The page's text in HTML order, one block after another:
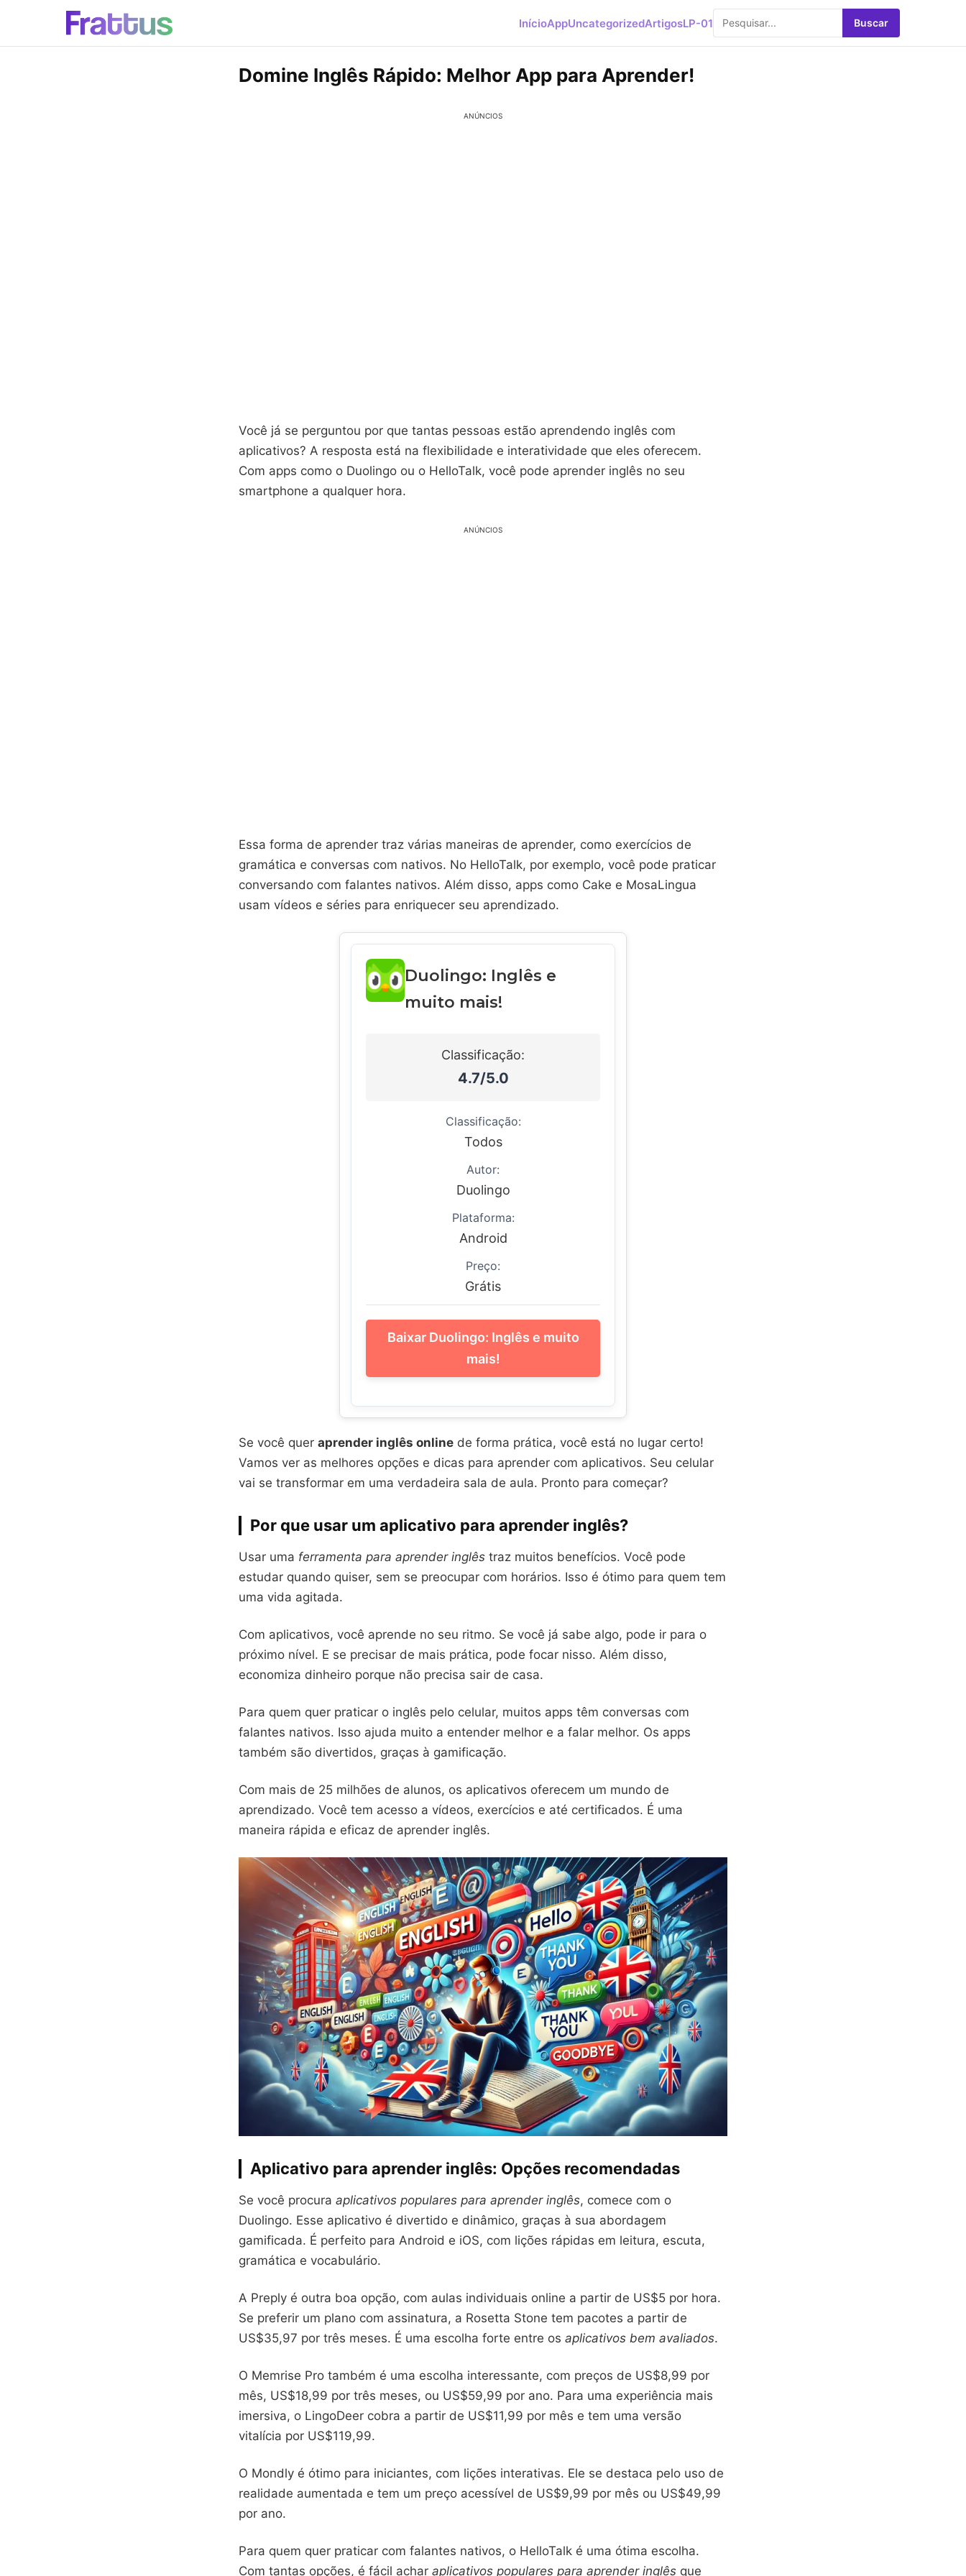
InícioAppUncategorizedArtigosLP-01 Buscar
Domine Inglês Rápido: Melhor App para Aprender!
ANÚNCIOS
Você já se perguntou por que tantas pessoas estão aprendendo inglês com
aplicativos? A resposta está na flexibilidade e interatividade que eles oferecem.
Com apps como o Duolingo ou o HelloTalk, você pode aprender inglês no seu
smartphone a qualquer hora.
ANÚNCIOS
Essa forma de aprender traz várias maneiras de aprender, como exercícios de
gramática e conversas com nativos. No HelloTalk, por exemplo, você pode praticar
conversando com falantes nativos. Além disso, apps como Cake e MosaLingua
usam vídeos e séries para enriquecer seu aprendizado.
Duolingo: Inglês e
muito mais!
Classificação:
4.7/5.0
Classificação:
Todos
Autor:
Duolingo
Plataforma:
Android
Preço:
Grátis
Baixar Duolingo: Inglês e muito
mais!
Se você quer aprender inglês online de forma prática, você está no lugar certo!
Vamos ver as melhores opções e dicas para aprender com aplicativos. Seu celular
vai se transformar em uma verdadeira sala de aula. Pronto para começar?
Por que usar um aplicativo para aprender inglês?
Usar uma ferramenta para aprender inglês traz muitos benefícios. Você pode
estudar quando quiser, sem se preocupar com horários. Isso é ótimo para quem tem
uma vida agitada.
Com aplicativos, você aprende no seu ritmo. Se você já sabe algo, pode ir para o
próximo nível. E se precisar de mais prática, pode focar nisso. Além disso,
economiza dinheiro porque não precisa sair de casa.
Para quem quer praticar o inglês pelo celular, muitos apps têm conversas com
falantes nativos. Isso ajuda muito a entender melhor e a falar melhor. Os apps
também são divertidos, graças à gamificação.
Com mais de 25 milhões de alunos, os aplicativos oferecem um mundo de
aprendizado. Você tem acesso a vídeos, exercícios e até certificados. É uma
maneira rápida e eficaz de aprender inglês.
Aplicativo para aprender inglês: Opções recomendadas
Se você procura aplicativos populares para aprender inglês, comece com o
Duolingo. Esse aplicativo é divertido e dinâmico, graças à sua abordagem
gamificada. É perfeito para Android e iOS, com lições rápidas em leitura, escuta,
gramática e vocabulário.
A Preply é outra boa opção, com aulas individuais online a partir de US$5 por hora.
Se preferir um plano com assinatura, a Rosetta Stone tem pacotes a partir de
US$35,97 por três meses. É uma escolha forte entre os aplicativos bem avaliados.
O Memrise Pro também é uma escolha interessante, com preços de US$8,99 por
mês, US$18,99 por três meses, ou US$59,99 por ano. Para uma experiência mais
imersiva, o LingoDeer cobra a partir de US$11,99 por mês e tem uma versão
vitalícia por US$119,99.
O Mondly é ótimo para iniciantes, com lições interativas. Ele se destaca pelo uso de
realidade aumentada e tem um preço acessível de US$9,99 por mês ou US$49,99
por ano.
Para quem quer praticar com falantes nativos, o HelloTalk é uma ótima escolha.
Com tantas opções, é fácil achar aplicativos populares para aprender inglês que